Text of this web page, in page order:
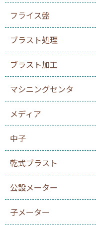
フライス盤
ブラスト処理
ブラスト加工
マシニングセンタ
メディア
中子
乾式ブラスト
公設メーター
子メーター